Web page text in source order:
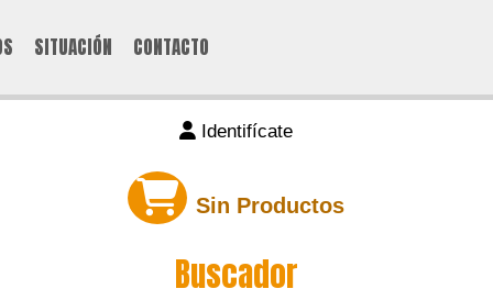
SITUACIÓN CONTACTO
Identifícate
Sin Productos
Buscador